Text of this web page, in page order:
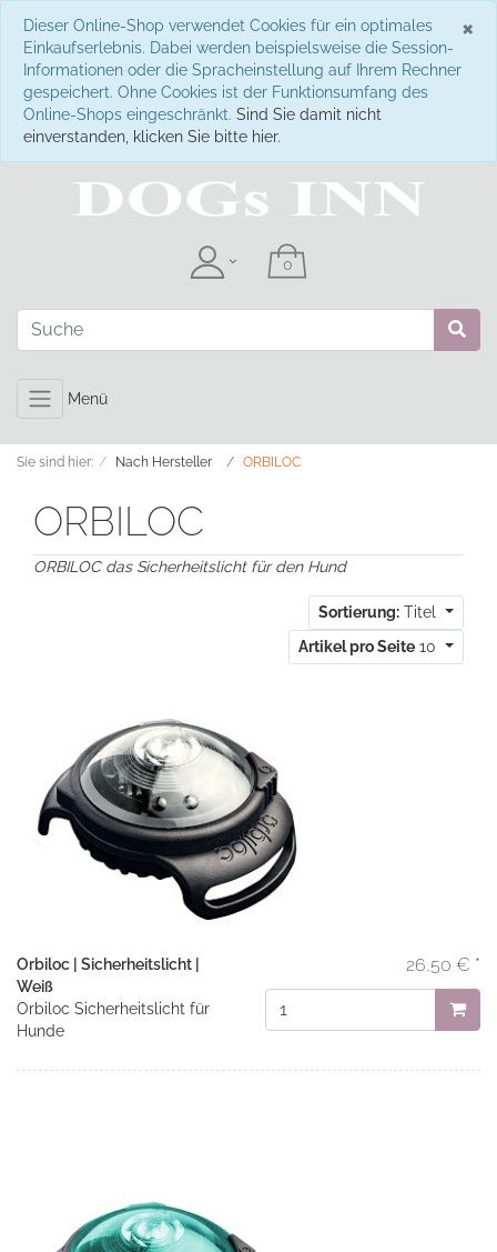
×
Dieser Online-Shop verwendet Cookies für ein optimales
Einkaufserlebnis. Dabei werden beispielsweise die Session-
Informationen oder die Spracheinstellung auf Ihrem Rechner
gespeichert. Ohne Cookies ist der Funktionsumfang des
Online-Shops eingeschränkt. Sind Sie damit nicht
einverstanden, klicken Sie bitte hier.
Menü
Sie sind hier: Nach Hersteller ORBILOC
ORBILOC
ORBILOC das Sicherheitslicht für den Hund
Sortierung: Titel
Artikel pro Seite 10
Orbiloc | Sicherheitslicht |
Weiß
Orbiloc Sicherheitslicht für
Hunde
26,50 € *